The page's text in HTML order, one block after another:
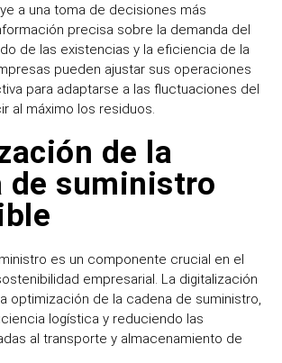
a una toma de decisiones más
precisa sobre la demanda del
de las existencias y la eficiencia de la
pueden ajustar sus operaciones
para adaptarse a las fluctuaciones del
al máximo los residuos.
de la
de suministro
es un componente crucial en el
empresarial. La digitalización
optimización de la cadena de suministro,
logística y reduciendo las
al transporte y almacenamiento de